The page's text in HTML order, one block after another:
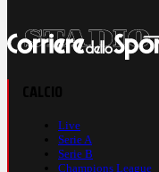
Live
Serie A
Serie B
Champions League